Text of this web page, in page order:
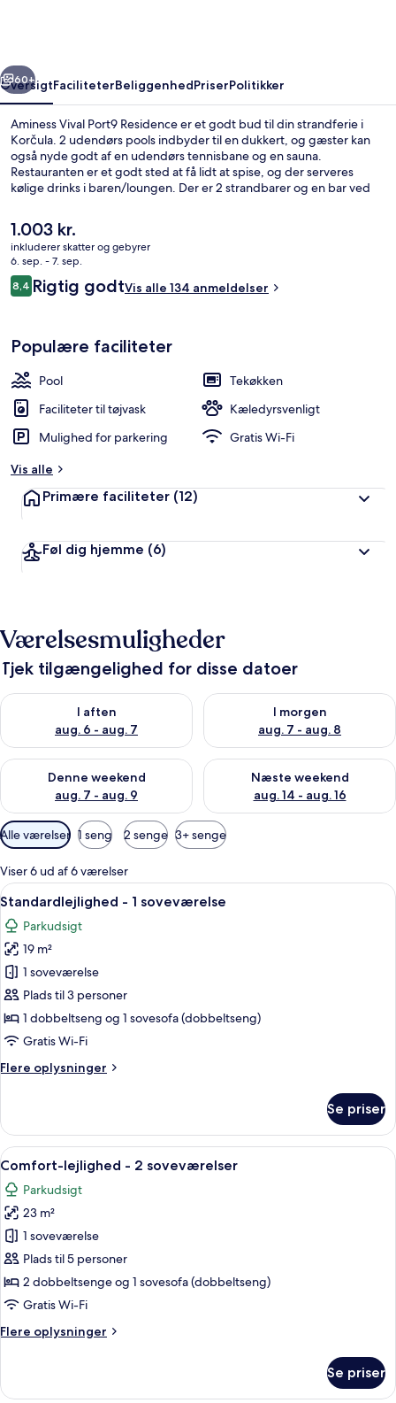
Næste
60+
OversigtFaciliteterBeliggenhedPriserPolitikker
Aminess Vival Port9 Residence er et godt bud til din strandferie i
Korčula. 2 udendørs pools indbyder til en dukkert, og gæster kan
også nyde godt af en udendørs tennisbane og en sauna.
Restauranten er et godt sted at få lidt at spise, og der serveres
kølige drinks i baren/loungen. Der er 2 strandbarer og en bar ved
Den
nuværende
pris
er
1.003 kr.
1.003 kr.
inkluderer skatter og gebyrer
6. sep. - 7. sep.
Anmeldelser
8,48,4 ud af 10.
Rigtig godtVis alle 134 anmeldelser
Populære faciliteter
Pool
Tekøkken
Faciliteter til tøjvask
Kæledyrsvenligt
Mulighed for parkering
Gratis Wi-Fi
Vis alle
Primære faciliteter (12)
Føl dig hjemme (6)
Værelsesmuligheder
Tjek tilgængelighed for disse datoer
I aften
aug. 6 - aug. 7
Tjek tilgængelighed for i aften aug. 6 - aug. 7
I morgen
aug. 7 - aug. 8
Tjek tilgængelighed for i
Denne weekend
aug. 7 - aug. 9
Tjek tilgængelighed for denne weekend aug. 7 - aug. 9
Næste weekend
aug. 14 - aug. 16
Tjek tilgængelighed for næste
Tilgængelige
filtre
for
værelser
Alle værelser 1 seng 2 senge 3+ senge
Viser 6 ud af 6 værelser
Indlæs
alle
billeder
af
Standardlejlighed
-
1
soveværelse
Et hotelværelse med en seng, et
7
Standardlejlighed - 1 soveværelse
Parkudsigt
19 m²
1 soveværelse
Plads til 3 personer
1 dobbeltseng og 1 sovesofa (dobbeltseng)
Gratis Wi-Fi
Flere oplysninger
Flere
-
soveværelse
Se priser
Indlæs
alle
billeder
af
Comfort-
lejlighed
-
2
Et moderne køkken med grønne
9
Comfort-lejlighed - 2 soveværelser
Parkudsigt
23 m²
1 soveværelse
Plads til 5 personer
2 dobbeltsenge og 1 sovesofa (dobbeltseng)
Gratis Wi-Fi
Flere oplysninger
Flere
lejlighed
Se priser